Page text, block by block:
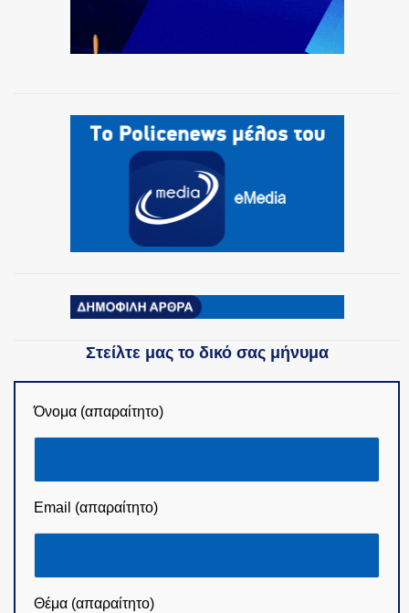
Στείλτε μας το δικό σας μήνυμα
Όνομα (απαραίτητο)
Email (απαραίτητο)
Θέμα (απαραίτητο)